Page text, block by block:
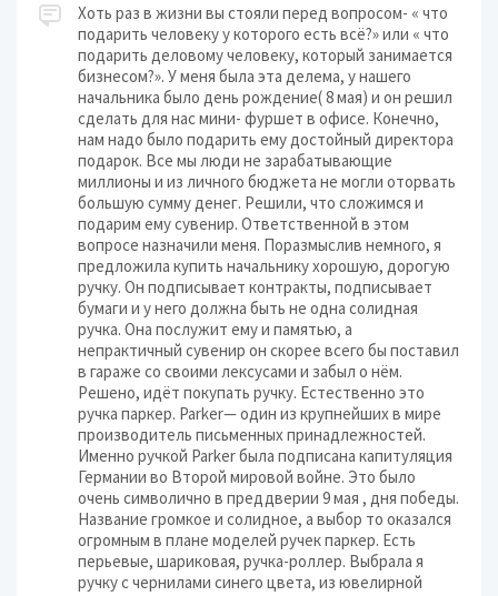
Хоть раз в жизни вы стояли перед вопросом- « что
подарить человеку у которого есть всё?» или « что
подарить деловому человеку, который занимается
бизнесом?». У меня была эта делема, у нашего
начальника было день рождение( 8 мая) и он решил
сделать для нас мини- фуршет в офисе. Конечно,
нам надо было подарить ему достойный директора
подарок. Все мы люди не зарабатывающие
миллионы и из личного бюджета не могли оторвать
большую сумму денег. Решили, что сложимся и
подарим ему сувенир. Ответственной в этом
вопросе назначили меня. Поразмыслив немного, я
предложила купить начальнику хорошую, дорогую
ручку. Он подписывает контракты, подписывает
бумаги и у него должна быть не одна солидная
ручка. Она послужит ему и памятью, а
непрактичный сувенир он скорее всего бы поставил
в гараже со своими лексусами и забыл о нём.
Решено, идёт покупать ручку. Естественно это
ручка паркер. Parker— один из крупнейших в мире
производитель письменных принадлежностей.
Именно ручкой Parker была подписана капитуляция
Германии во Второй мировой войне. Это было
очень символично в преддверии 9 мая , дня победы.
Название громкое и солидное, а выбор то оказался
огромным в плане моделей ручек паркер. Есть
перьевые, шариковая, ручка-роллер. Выбрала я
ручку с чернилами синего цвета, из ювелирной